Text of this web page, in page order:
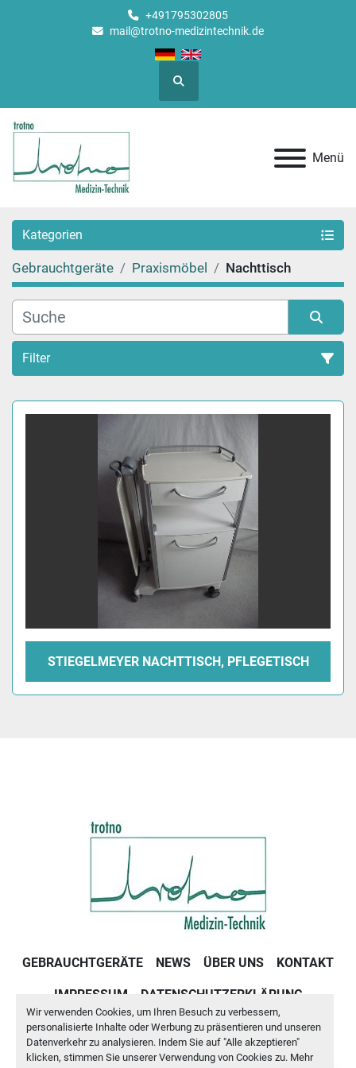
Wir verwenden Cookies, um Ihren Besuch zu verbessern,
personalisierte Inhalte oder Werbung zu präsentieren und unseren
Datenverkehr zu analysieren. Indem Sie auf "Alle akzeptieren"
klicken, stimmen Sie unserer Verwendung von Cookies zu. Mehr
+491795302805
mail@trotno-medizintechnik.de
Suche
Menü
Kategorien
Gebrauchtgeräte Praxismöbel Nachttisch
Filter
Sortieren nach
STIEGELMEYER NACHTTISCH, PFLEGETISCH
GEBRAUCHTGERÄTE NEWS ÜBER UNS KONTAKT
IMPRESSUM DATENSCHUTZERKLÄRUNG
GESCHÄFTSBEDINGUNGEN
Cookie-Einstellungen